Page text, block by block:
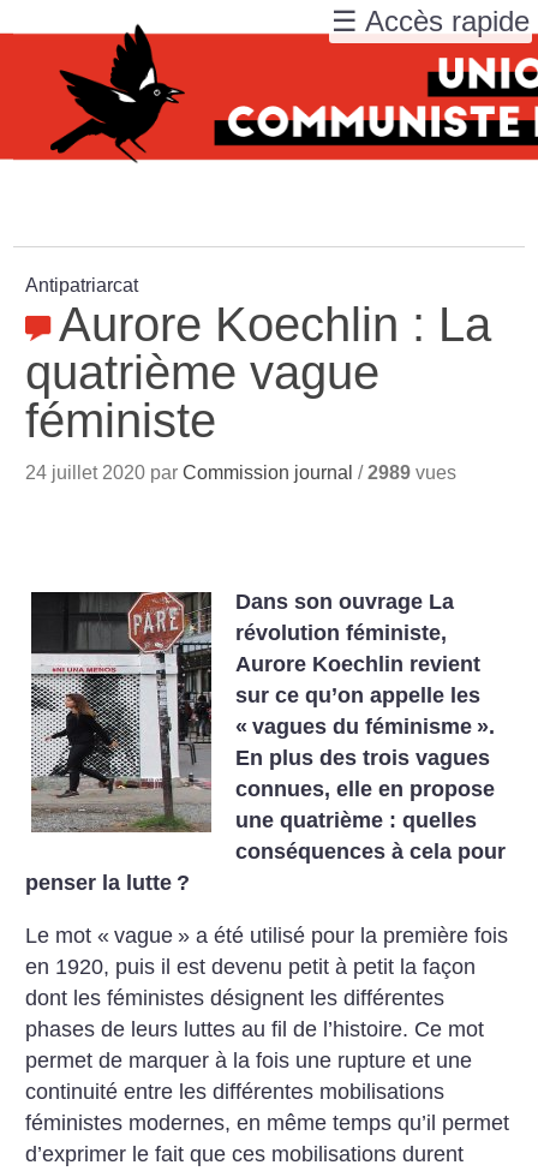
Antipatriarcat
Aurore Koechlin : La
quatrième vague
féministe
24 juillet 2020 parCommission journal /2989 vues
Dans son ouvrage La
révolution féministe,
Aurore Koechlin revient
sur ce qu’on appelle les
« vagues du féminisme ».
En plus des trois vagues
connues, elle en propose
une quatrième : quelles
conséquences à cela pour
penser la lutte ?
Le mot « vague » a été utilisé pour la première fois
en 1920, puis il est devenu petit à petit la façon
dont les féministes désignent les différentes
phases de leurs luttes au fil de l’histoire. Ce mot
permet de marquer à la fois une rupture et une
continuité entre les différentes mobilisations
féministes modernes, en même temps qu’il permet
d’exprimer le fait que ces mobilisations durent
☰ Accès rapide